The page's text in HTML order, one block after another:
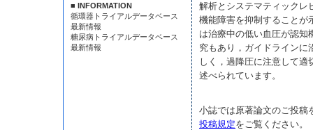
■ INFORMATION
循環器トライアルデータベース
最新情報
糖尿病トライアルデータベース
最新情報
解析とシステマティックレ
機能障害を抑制することが
は治療中の低い血圧が認知
究もあり，ガイドラインに
しく，過降圧に注意して適
述べられています。
小誌では原著論文のご投稿
投稿規定をご覧ください。